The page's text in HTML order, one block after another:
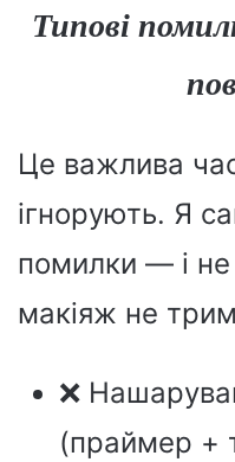
Типові
Це важлива
ігнорують. Я
помилки — і
макіяж не
❌
(праймер +